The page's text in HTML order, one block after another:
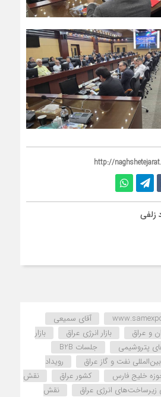
http://
زلفی
آقای سمیعی
و عراق
بازار انرژی عراق
بازار
پتروشیمی
جلسات B2B
نفت و گاز عراق
رویداد
خلیج فارس کشور عراق
نقش
زیرساخت‌های انرژی عراق
نقش